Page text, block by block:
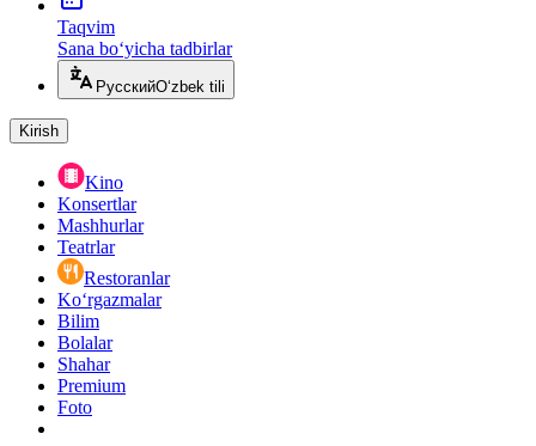
Taqvim
Sana bo‘yicha tadbirlar
РусскийO‘zbek tili
Kirish
Kino
Konsertlar
Mashhurlar
Teatrlar
Restoranlar
Ko‘rgazmalar
Bilim
Bolalar
Shahar
Premium
Foto